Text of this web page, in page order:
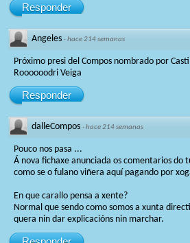
Responder
Angeles ·hace 214 semanas
Próximo presi del Compos nombrado por
Roooooodri Veiga
Responder
dalleCompos ·hace 214 semanas
Pouco nos pasa ...
Á nova fichaxe anunciada os comentarios do
como se o fulano viñera aquí pagando por
En que carallo pensa a xente?
Normal que sendo como somos a xunta
quera nin dar explicacións nin marchar.